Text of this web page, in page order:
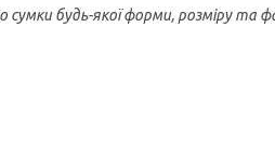
сумки будь-якої форми, розміру